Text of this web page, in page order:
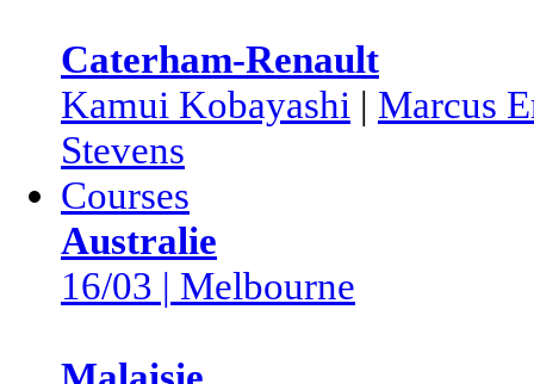
Caterham-Renault
Kamui Kobayashi | Marcus
Stevens
Courses
Australie
16/03 | Melbourne